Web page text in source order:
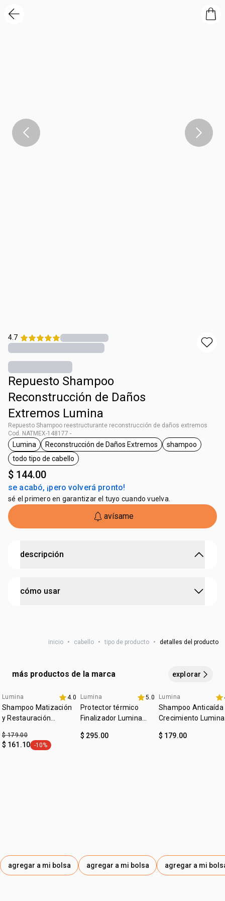
4.7
Repuesto Shampoo
Reconstrucción de Daños
Extremos Lumina
Repuesto Shampoo reestructurante reconstrucción de daños extremos
Cod. NATMEX-148177 -
etiqueta Lumina
Lumina
etiqueta Reconstrucción de Daños
Reconstrucción de Daños Extremos
etiqueta
shampoo
etiqueta todo tipo de cabello
todo tipo de cabello
$ 144.00
se acabó, ¡pero volverá pronto!
sé el primero en garantizar el tuyo cuando vuelva.
avísame
descripción
• limpieza y reparación
• fórmula con BioProteína Triple Acción + Activo
extremos y la prevención de hasta 2.9 veces los daños
• producto vegano
• tipo de cabello: todo tipo de cabello
• cruelty free
• tipo de tratamiento: reconstrucción de daños extremos
*resultados obtenidos con el uso de la línea completa
cómo usar
inicio • cabello • tipo de producto • detalles del producto
más productos de la marca explorar
Imperdible
Lumina 4.0
Shampoo Matización
y Restauración
$ 179.00
$ 161.10 etiqueta -10%
-10%
agregar a mi bolsa
Lumina 5.0
Protector térmico
Finalizador Lumina
$ 295.00
agregar a mi bolsa
anticaída
Lumina
Shampoo Anticaída
Crecimiento Lumina
$ 179.00
agregar a mi